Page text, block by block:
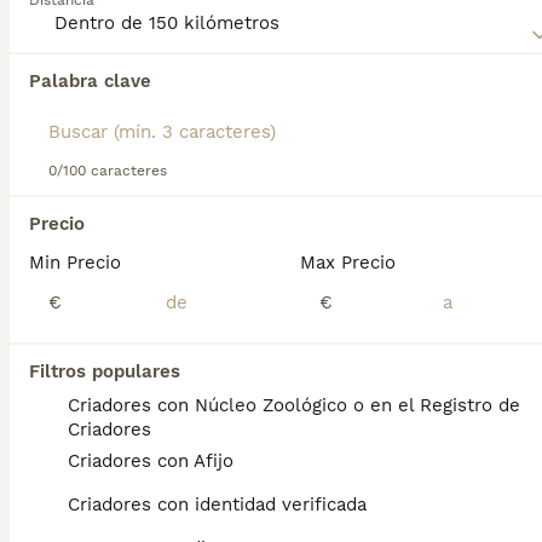
Palabra clave
0/100 caracteres
Precio
Min Precio
€
Max Precio
€
Filtros populares
Criadores con Núcleo Zoológico o en el Registro de
Criadores
Criadores con Afijo
Criadores con identidad verificada
Lee nuestra
página de consejos de compra de Cairn Terrier
Encontramos 0 Cairn Terrier Perros en
Si deseas exactamente esta búsqueda guarda tu
búsqueda y espera el resultado perfecto:
Preguntas frecuentes
¿Cuánto cuesta un Cairn
Terrier en España?
El coste de adquisición de esta raza puede
variar según factores como el pedigrí, la
reputación del criador y la ubicación